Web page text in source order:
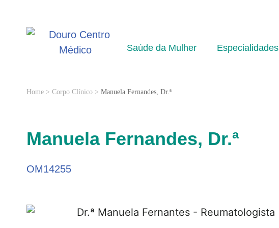
Saúde da Mulher Especialidades
Home > Corpo Clínico > Manuela Fernandes, Dr.ª
Manuela Fernandes, Dr.ª
OM14255